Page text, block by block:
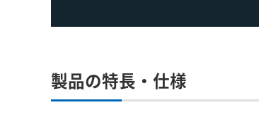
製品の特長・仕様